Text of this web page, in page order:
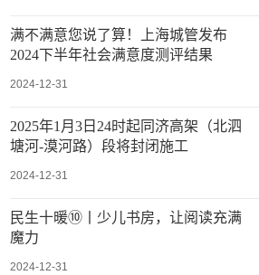
满不满意您说了算！上海城管发布
2024下半年社会满意度测评结果
2024-12-31
2025年1月3日24时起同济高架（北泗
塘河-漠河路）段将封闭施工
2024-12-31
民生十暖⑩丨少儿书房，让阅读充满
魔力
2024-12-31